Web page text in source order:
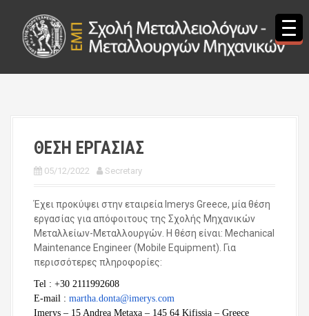
ΘΕΣΗ ΕΡΓΑΣΙΑΣ
05/12/2022 Secretary
Έχει προκύψει στην εταιρεία Imerys Greece, μία θέση
εργασίας για απόφοιτους της Σχολής Μηχανικών
Μεταλλείων-Μεταλλουργών. Η θέση είναι: Mechanical
Maintenance Engineer (Mobile Equipment). Για
περισσότερες πληροφορίες:
Tel : +30 2111992608
E-mail : martha.donta@imerys.com
Imerys – 15 Andrea Metaxa – 145 64 Kifissia – Greece